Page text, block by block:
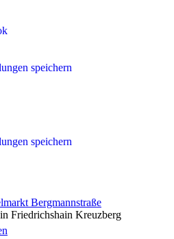
speichern
speichern
Bergmannstraße
Friedrichshain Kreuzberg